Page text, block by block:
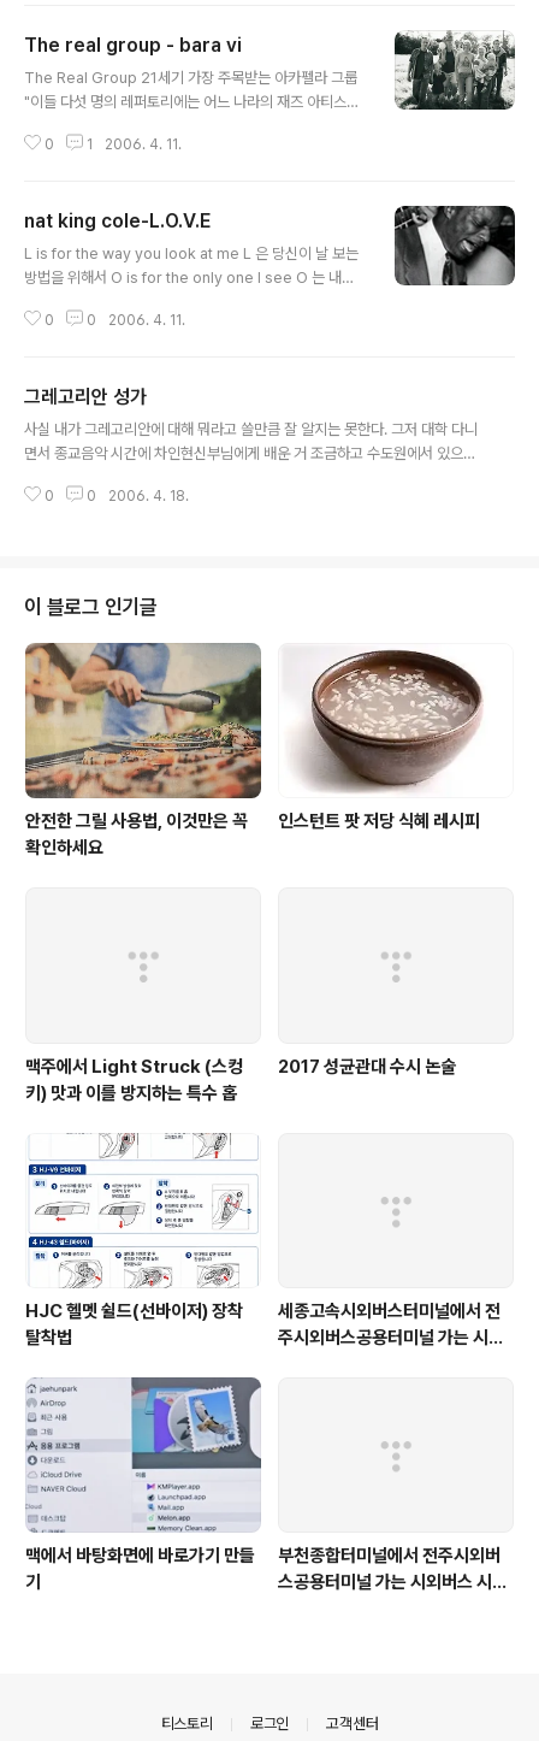
할까. 이 노래는 한마디로 '쿠바 혁명 영웅 동지'로서의 게
바라에 대한 노래입니다.
The real group - bara vi
The Real Group 21세기 가장 주목받는 아카펠라 그룹
"이들 다섯 명의 레퍼토리에는 어느 나라의 재즈 아티스트
해야 하는 스탠다드 명곡들을 모두 다루고 있다. 리얼그룹
으면 그들의 음악의 뉘앙스를 얼마나 잘 이해하고 있느지
에 놀라게 된다........" [시카고 트리뷴] The Real Group
은 현재의 재즈 아티스트들에게 귀감이 될 정도로 훌륭한
Academy 만나게 되어 1984년 그룹을 결성했다. 데뷔
0 1 2006. 4. 11.
nat king cole-L.O.V.E
L is for the way you look at me L 은 당신이 날 보는
방법을 위해서 O is for the only one I see O 는 내가
rdinary V 는 너무 너무 특별하게 E is even more than
give to you 사랑은 내가 당신에게 줄수 있는 모든것이죠
Love is more than just a game for two 사랑은 단지
두사람을 위한 게임 그 이상이고 Two in love can mak
0 0 2006. 4. 11.
그레고리안 성가
사실 내가 그레고리안에 대해 뭐라고 쓸만큼 잘 알지는 못한다. 그저 대학 다니
면서 종교음악 시간에 차인현신부님에게 배운 거 조금하고 수도원에서 있으면
확인해 보지는 않았지만 현재 남아있는 대부분의 남자 수도자들의 그레고리안
실제로 수도원에서 기도를 하다보면 만약 이렇게 하루에 몇 번씩 기도를 하는데
그냥 읽기만 했다면 참 지루하고 재미없겠다는 생각이 들게된다. 수도자들의 기
도는 천주교의 시기마다(사순/부활/연중..
0 0 2006. 4. 18.
이 블로그 인기글
안전한 그릴 사용법, 이것만은 꼭
확인하세요
인스턴트 팟 저당 식혜 레시피
맥주에서 Light Struck (스컹
키) 맛과 이를 방지하는 특수 홉
2017 성균관대 수시 논술
HJC 헬멧 쉴드(선바이저) 장착
탈착법
세종고속시외버스터미널에서 전
주시외버스공용터미널 가는 시외
맥에서 바탕화면에 바로가기 만들
기
부천종합터미널에서 전주시외버
스공용터미널 가는 시외버스 시간
티스토리 로그인 고객센터